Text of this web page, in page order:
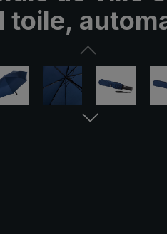
toile,
d'images